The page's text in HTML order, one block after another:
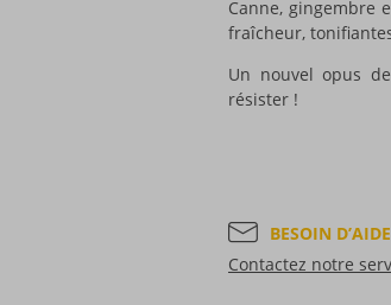
Canne, gingembre
fraîcheur,
Un nouvel opus
résister !
BESOIN
Contactez notre